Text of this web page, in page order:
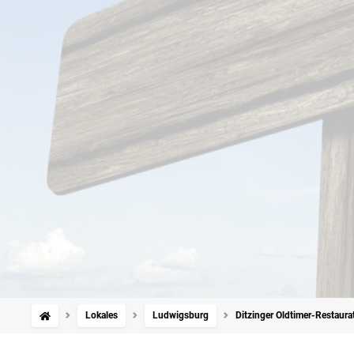
Lokales Ludwigsburg Ditzinger Oldtimer-